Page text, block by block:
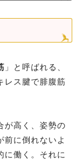
」と呼ばれる、
レス腱で腓腹筋
が高く、姿勢の
前に倒れないよ
に働く。それに